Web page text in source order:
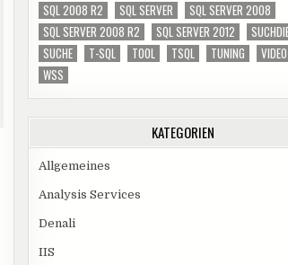
SQL 2008 R2
SQL SERVER
SQL SERVER 2008
SQL SERVER 2008 R2
SQL SERVER 2012
SUCHE
T-SQL TOOL TSQL TUNING
VIDEO
WSS
KATEGORIEN
Allgemeines
Analysis Services
Denali
IIS